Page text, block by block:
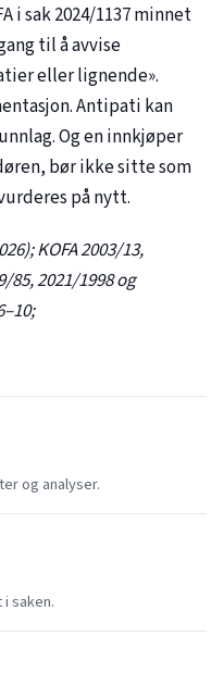
i sak2024/1137minnet
til å avvise
eller lignende».
Antipati kan
Og en innkjøper
bør ikke sitte som
på nytt.
KOFA2003/13,
85,2021/1998og
og analyser.
saken.